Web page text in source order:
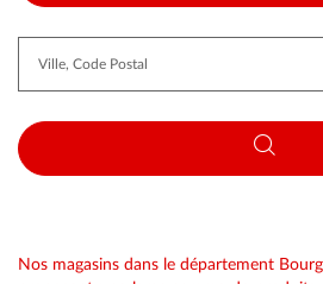
Nos magasins dans le département